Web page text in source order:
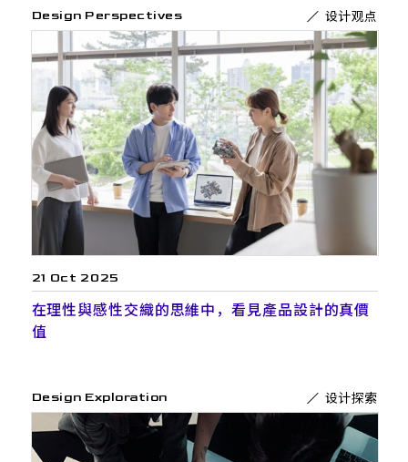
Design Perspectives 设计观点
21 Oct 2025
在理性與感性交織的思維中，看見產品設計的真價
值
Design Exploration 设计探索